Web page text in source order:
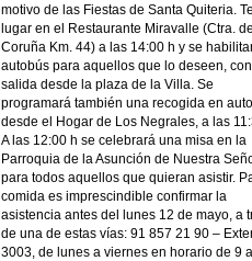
motivo de las Fiestas de Santa Quiteria.
lugar en el Restaurante Miravalle (Ctra.
Coruña Km. 44) a las 14:00 h y se
autobús para aquellos que lo deseen, con
salida desde la plaza de la Villa. Se
programará también una recogida en
desde el Hogar de Los Negrales, a las
A las 12:00 h se celebrará una misa en la
Parroquia de la Asunción de Nuestra
para todos aquellos que quieran asistir.
comida es imprescindible confirmar la
asistencia antes del lunes 12 de mayo, a
de una de estas vías: 91 857 21 90 –
3003, de lunes a viernes en horario de 9